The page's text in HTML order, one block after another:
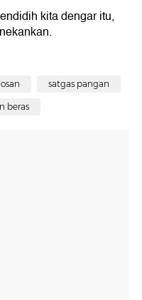
kita dengar itu,
satgas pangan
beras